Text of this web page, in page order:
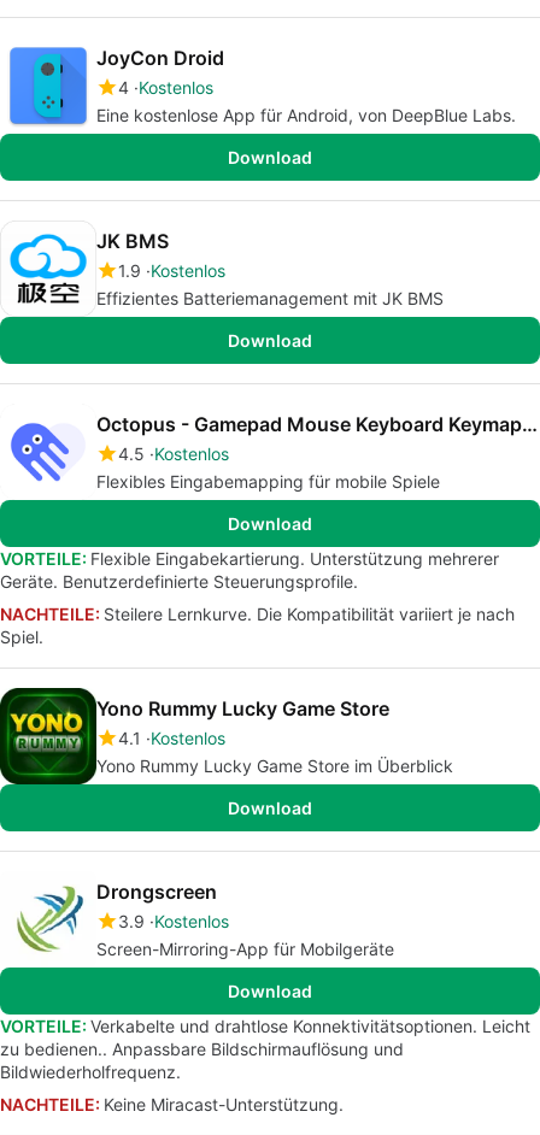
JoyCon Droid
4 Kostenlos
Eine kostenlose App für Android, von DeepBlue Labs.
Download
JK BMS
1.9 Kostenlos
Effizientes Batteriemanagement mit JK BMS
Download
Octopus - Gamepad Mouse Keyboard Keymapper
4.5 Kostenlos
Flexibles Eingabemapping für mobile Spiele
Download
VORTEILE: Flexible Eingabekartierung. Unterstützung mehrerer
Geräte. Benutzerdefinierte Steuerungsprofile.
NACHTEILE: Steilere Lernkurve. Die Kompatibilität variiert je nach
Spiel.
Yono Rummy Lucky Game Store
4.1
Kostenlos
Yono Rummy Lucky Game Store im Überblick
Download
Drongscreen
3.9 Kostenlos
Screen-Mirroring-App für Mobilgeräte
Download
VORTEILE: Verkabelte und drahtlose Konnektivitätsoptionen. Leicht
zu bedienen.. Anpassbare Bildschirmauflösung und
Bildwiederholfrequenz.
NACHTEILE: Keine Miracast-Unterstützung.